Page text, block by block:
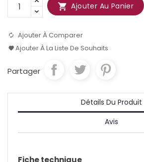
 Ajouter Au Panier
Ajouter À Comparer
Ajouter À La Liste De Souhaits
Partager
Détails Du Produit
Avis
Fiche technique